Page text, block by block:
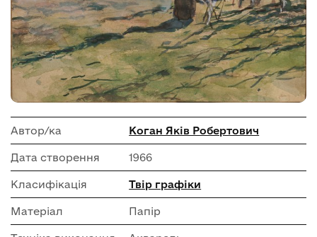
Автор/ка Коган Яків Робертович
Дата створення 1966
Класифікація Твір графіки
Матеріал Папір